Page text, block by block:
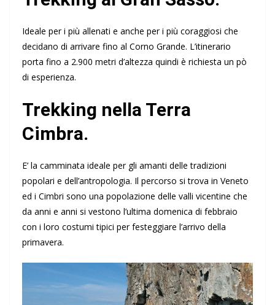
Ideale per i più allenati e anche per i più coraggiosi che
decidano di arrivare fino al Corno Grande. L’itinerario
porta fino a 2.900 metri d’altezza quindi è richiesta un pò
di esperienza.
Trekking nella Terra
Cimbra.
E’ la camminata ideale per gli amanti delle tradizioni
popolari e dell’antropologia. Il percorso si trova in Veneto
ed i Cimbri sono una popolazione delle valli vicentine che
da anni e anni si vestono l’ultima domenica di febbraio
con i loro costumi tipici per festeggiare l’arrivo della
primavera.